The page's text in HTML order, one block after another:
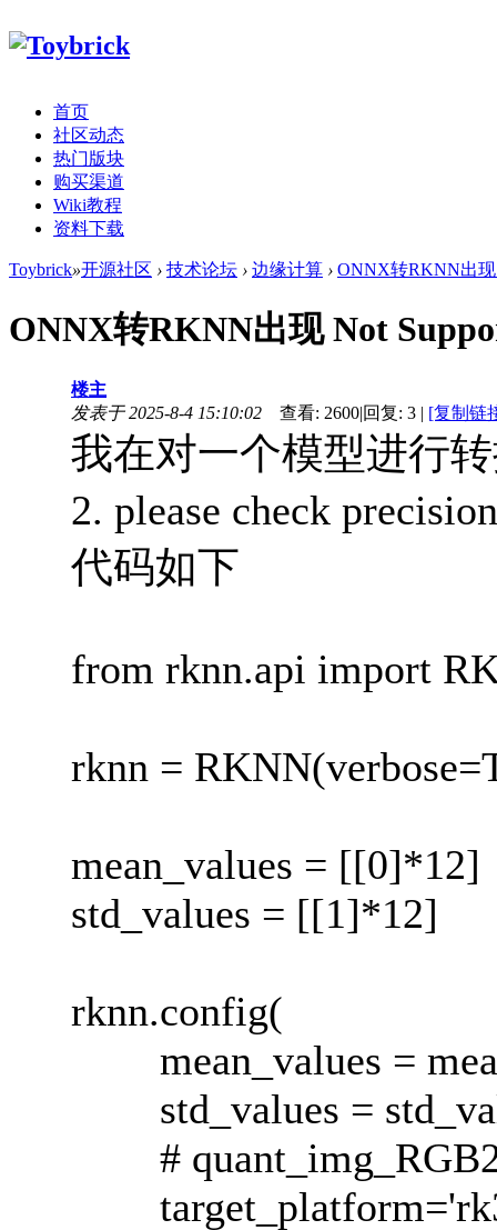
首页
社区动态
热门版块
购买渠道
Wiki教程
资料下载
Toybrick»开源社区 › 技术论坛 › 边缘计算 › ONNX转RKNN出现
ONNX转RKNN出现 Not
楼主
发表于 2025-8-4 15:10:02
查看: 2600|回复: 3 | [复制链
我在对一个模型进行
2. please check
代码如下
from rknn.api import
rknn =
mean_values = [[0]*12]
std_values = [[1]*12]
rknn.config(
mean_values =
std_values =
#